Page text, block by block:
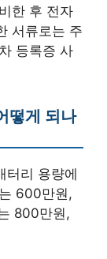
한 후 전자
서류로는 주
등록증 사
떻게 되나
터리 용량에
600만원,
800만원,